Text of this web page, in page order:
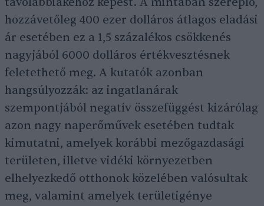
hozzávetőleg 400 ezer dolláros átlagos eladási
ár esetében ez a 1,5 százalékos csökkenés
nagyjából 6000 dolláros értékvesztésnek
feletethető meg. A kutatók azonban
hangsúlyozzák: az ingatlanárak
szempontjából negatív összefüggést kizárólag
azon nagy naperőművek esetében tudtak
kimutatni, amelyek korábbi mezőgazdasági
területen, illetve vidéki környezetben
elhelyezkedő otthonok közelében valósultak
meg, valamint amelyek területigénye